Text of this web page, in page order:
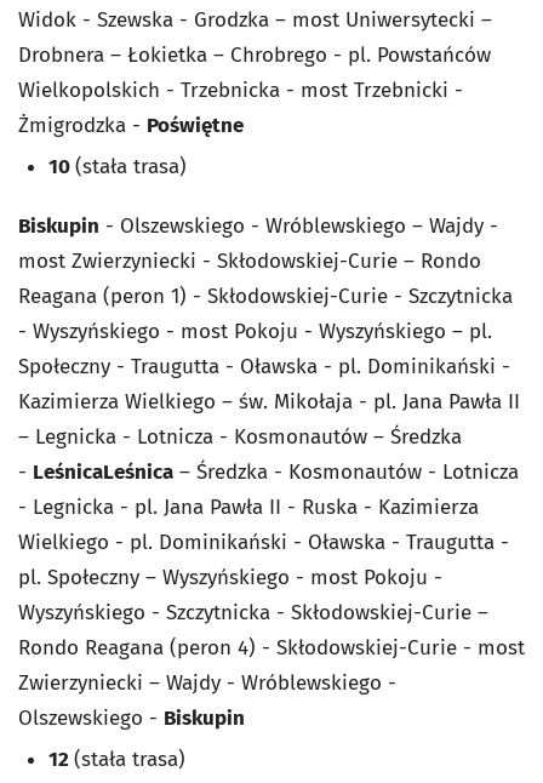
Widok - Szewska - Grodzka – most Uniwersytecki –
Drobnera – Łokietka – Chrobrego - pl. Powstańców
Wielkopolskich - Trzebnicka - most Trzebnicki -
Żmigrodzka - Poświętne
10(stała trasa)
Biskupin - Olszewskiego - Wróblewskiego – Wajdy -
most Zwierzyniecki - Skłodowskiej-Curie – Rondo
Reagana (peron 1) - Skłodowskiej-Curie - Szczytnicka
- Wyszyńskiego - most Pokoju - Wyszyńskiego – pl.
Społeczny - Traugutta - Oławska - pl. Dominikański -
Kazimierza Wielkiego – św. Mikołaja - pl. Jana Pawła II
– Legnicka - Lotnicza - Kosmonautów – Średzka
- LeśnicaLeśnica – Średzka - Kosmonautów - Lotnicza
- Legnicka - pl. Jana Pawła II - Ruska - Kazimierza
Wielkiego - pl. Dominikański - Oławska - Traugutta -
pl. Społeczny – Wyszyńskiego - most Pokoju -
Wyszyńskiego - Szczytnicka - Skłodowskiej-Curie –
Rondo Reagana (peron 4) - Skłodowskiej-Curie - most
Zwierzyniecki – Wajdy - Wróblewskiego -
Olszewskiego - Biskupin
12(stała trasa)